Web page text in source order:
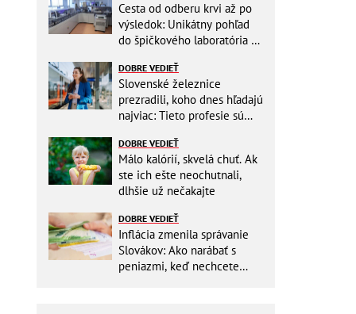
Cesta od odberu krvi až po
výsledok: Unikátny pohľad
do špičkového laboratória na
DOBRE VEDIEŤ
Slovenské železnice
prezradili, koho dnes hľadajú
najviac: Tieto profesie sú
DOBRE VEDIEŤ
Málo kalórií, skvelá chuť. Ak
ste ich ešte neochutnali,
dlhšie už nečakajte
DOBRE VEDIEŤ
Inflácia zmenila správanie
Slovákov: Ako narábať s
peniazmi, keď nechcete